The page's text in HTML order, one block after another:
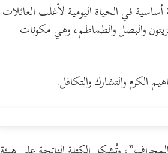
في الحياة اليومية لأغلب العائلات
والبصل والطماطم، وهي مكونات
الكرم والتشارك والتكافل.